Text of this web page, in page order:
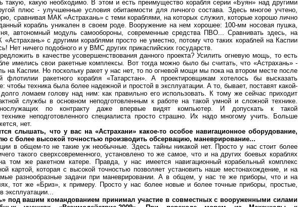
такую, какую необходимо. В этом и есть преимущество корабля серии «Буян» над другими
плюс - улучшенные условия обитаемости для личного состава. Здесь многое учтено,
сравнивая МАК «Астрахань» с теми кораблями, на которых служил, которые хорошо лично
корабль уникален в своем роде. Вооружение на нем хорошее: 100-мм носовая пушка,
автономный модуль самообороны, современные средства ПВО... Сравнивать здесь, на
с другими кораблями просто не уместно, потому что таких кораблей на Каспии
Нет ничего подобного и у ВМС других прикаспийских государств.
в качестве усовершенствования данного проекта? Усилить огневую мощь, то есть
имелись свои ракетные комплексы. Вот тогда можно было бы считать, что «Астрахань» -
на Каспии. Но поскольку ракет у нас нет, то по огневой мощи мы пока на втором месте после
флотилии ракетного корабля «Татарстан». А проектировщикам хотелось бы высказать
техника была более надежной и простой в эксплуатации. А то, бывает, поставят какой-
ломаем голову над ним: как правильно его использовать. К тому же сейчас приходит
службы в основном неподготовленным к работе на такой умной и сложной технике.
по контракту даже впервые видят компьютер. И допускать к такой
технике неподготовленного специалиста просто страшно. Их надо многому учить. Больше
нет.
слышать, что у вас на «Астрахани» какое-то особое навигационное оборудование,
с более высокой точностью производить обсервацию, маневрирование...
в общем-то не такие уж необычные. Здесь тайны никакой нет. Просто у нас стоит более
такого сверхсовременного, установлено то же самое, что и на других боевых кораблях
том же ракетном катере. Правда, у нас имеется навигационный корабельный комплекс
картой, которая с высокой точностью позволяет установить наше местонахождение, и на
разнообразные задачи при маневрировании. А в общем, у нас те же приборы, что и на
тот же «Бриз», к примеру. Просто у нас более новые и более точные приборы, простые,
эксплуатации...
под вашим командованием принимал участие в совместных с вооруженными силами